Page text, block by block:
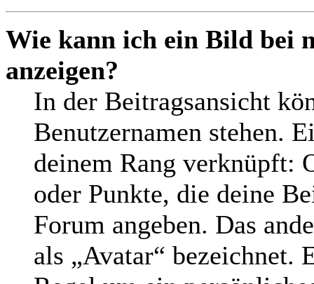
Wie kann ich ein Bild bei
anzeigen?
In der Beitragsansicht
Benutzernamen stehen.
deinem Rang verknüpft:
oder Punkte, die deine
Forum angeben. Das
als „Avatar“ bezeichnet.